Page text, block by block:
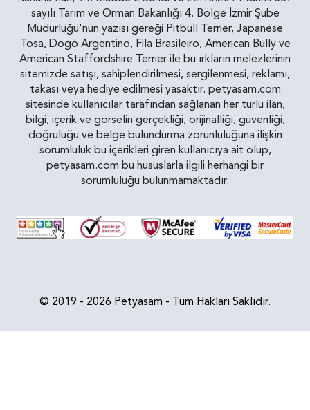
sayılı Tarım ve Orman Bakanlığı 4. Bölge İzmir Şube
Müdürlüğü'nün yazısı gereği Pitbull Terrier, Japanese
Tosa, Dogo Argentino, Fila Brasileiro, American Bully ve
American Staffordshire Terrier ile bu ırkların melezlerinin
sitemizde satışı, sahiplendirilmesi, sergilenmesi, reklamı,
takası veya hediye edilmesi yasaktır. petyasam.com
sitesinde kullanıcılar tarafından sağlanan her türlü ilan,
bilgi, içerik ve görselin gerçekliği, orijinalliği, güvenliği,
doğruluğu ve belge bulundurma zorunluluğuna ilişkin
sorumluluk bu içerikleri giren kullanıcıya ait olup,
petyasam.com bu hususlarla ilgili herhangi bir
sorumluluğu bulunmamaktadır.
© 2019 - 2026 Petyasam - Tüm Hakları Saklıdır.